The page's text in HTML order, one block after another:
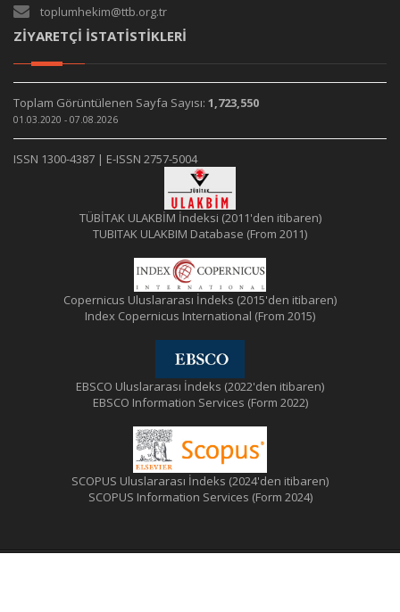
toplumhekim@ttb.org.tr
ZİYARETÇİ İSTATİSTİKLERİ
Toplam Görüntülenen Sayfa Sayısı: 1,723,550
01.03.2020 - 07.08.2026
ISSN 1300-4387 | E-ISSN 2757-5004
TÜBİTAK ULAKBİM İndeksi (2011'den itibaren)
TUBITAK ULAKBIM Database (From 2011)
Copernicus Uluslararası İndeks (2015'den itibaren)
Index Copernicus International (From 2015)
EBSCO Uluslararası İndeks (2022'den itibaren)
EBSCO Information Services (Form 2022)
SCOPUS Uluslararası İndeks (2024'den itibaren)
SCOPUS Information Services (Form 2024)